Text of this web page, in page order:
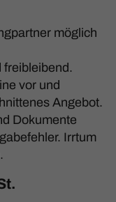
möglich
freibleibend.
vor und
Angebot.
Dokumente
Irrtum